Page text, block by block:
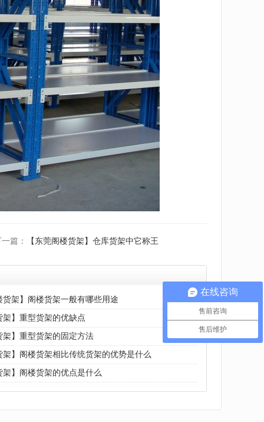
篇： 【东莞阁楼货架】仓库货架中它称王
货架】阁楼货架一般有哪些用途
架】重型货架的优缺点
架】重型货架的固定方法
架】阁楼货架相比传统货架的优势是什么
架】阁楼货架的优点是什么
在线咨询
售前咨询
售后维护